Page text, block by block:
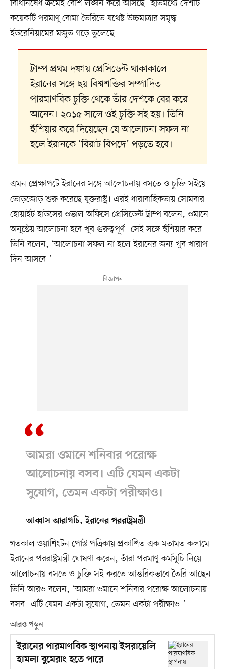
বিধিনিষেধ ক্রমেই বেশি লঙ্ঘন করে আসছে। ইতিমধ্যে দেশটি
কয়েকটি পরমাণু বোমা তৈরিতে যথেষ্ট উচ্চমাত্রার সমৃদ্ধ
ইউরেনিয়ামের মজুত গড়ে তুলেছে।
ট্রাম্প প্রথম দফায় প্রেসিডেন্ট থাকাকালে
ইরানের সঙ্গে ছয় বিশ্বশক্তির সম্পাদিত
পারমাণবিক চুক্তি থেকে তাঁর দেশকে বের করে
আনেন। ২০১৫ সালে ওই চুক্তি সই হয়। তিনি
হুঁশিয়ার করে দিয়েছেন যে আলোচনা সফল না
হলে ইরানকে ‘বিরাট বিপদে’ পড়তে হবে।
এমন প্রেক্ষাপটে ইরানের সঙ্গে আলোচনায় বসতে ও চুক্তি সইয়ে
তোড়জোড় শুরু করেছে যুক্তরাষ্ট্র। এরই ধারাবাহিকতায় সোমবার
হোয়াইট হাউসের ওভাল অফিসে প্রেসিডেন্ট ট্রাম্প বলেন, ওমানে
অনুষ্ঠেয় আলোচনা হবে খুব গুরুত্বপূর্ণ। সেই সঙ্গে হুঁশিয়ার করে
তিনি বলেন, ‘আলোচনা সফল না হলে ইরানের জন্য খুব খারাপ
দিন আসবে।’
আমরা ওমানে শনিবার পরোক্ষ
আলোচনায় বসব। এটি যেমন একটা
সুযোগ, তেমন একটা পরীক্ষাও।
আব্বাস আরাগচি, ইরানের পররাষ্ট্রমন্ত্রী
গতকাল ওয়াশিংটন পোস্ট পত্রিকায় প্রকাশিত এক মতামত কলামে
ইরানের পররাষ্ট্রমন্ত্রী ঘোষণা করেন, তাঁরা পরমাণু কর্মসূচি নিয়ে
আলোচনায় বসতে ও চুক্তি সই করতে আন্তরিকভাবে তৈরি আছেন।
তিনি আরও বলেন, ‘আমরা ওমানে শনিবার পরোক্ষ আলোচনায়
বসব। এটি যেমন একটা সুযোগ, তেমন একটা পরীক্ষাও।’
আরও পড়ুন
ইরানের পারমাণবিক স্থাপনায় ইসরায়েলি
হামলা বুমেরাং হতে পারে